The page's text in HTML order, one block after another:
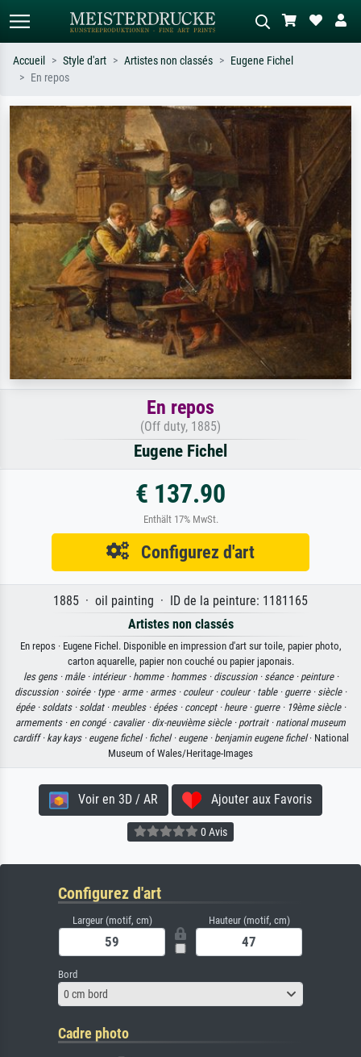
Recherchez par artiste, titre ou style –
ex. Monet, Nuit étoilée,
impressionnisme, vague de Hokusai,
nu.
Décrivez la scène – ex. prairie verte,
abstrait avec beaucoup de rouge,
tableau sombre, nu debout près d'un
arbre.
Accueil Style d'art Artistes non classés
Eugene Fichel
En repos
En repos
(Off duty, 1885)
Eugene Fichel
€ 137.90
Enthält 17% MwSt.
Configurez d'art
1885 · oil painting · ID de la peinture: 1181165
Artistes non classés
En repos · Eugene Fichel. Disponible en impression d'art sur toile, papier photo,
carton aquarelle, papier non couché ou papier japonais.
les gens · mâle · intérieur · homme · hommes · discussion · séance · peinture ·
discussion · soirée · type · arme · armes · couleur · couleur · table · guerre · siècle ·
épée · soldats · soldat · meubles · épées · concept · heure · guerre · 19ème siècle ·
armements · en congé · cavalier · dix-neuvième siècle · portrait · national museum
cardiff · kay kays · eugene fichel · fichel · eugene · benjamin eugene fichel· National
Museum of Wales/Heritage-Images
Voir en 3D / AR Ajouter aux Favoris
0 Avis
Configurez d'art
Largeur (motif, cm) Hauteur (motif, cm)
Bord
0 cm bord
Cadre photo